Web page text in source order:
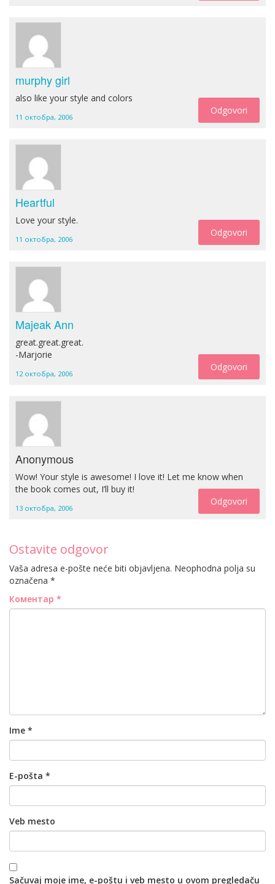
murphy girl
also like your style and colors
11 октобра, 2006
Odgovori
Heartful
Love your style.
11 октобра, 2006
Odgovori
Majeak Ann
great.great.great.
-Marjorie
12 октобра, 2006
Odgovori
Anonymous
Wow! Your style is awesome! I love it! Let me know when
the book comes out, I’ll buy it!
13 октобра, 2006
Odgovori
Ostavite odgovor
Vaša adresa e-pošte neće biti objavljena. Neophodna polja su
označena *
Коментар *
Ime *
E-pošta *
Veb mesto
Sačuvaj moje ime, e-poštu i veb mesto u ovom pregledaču